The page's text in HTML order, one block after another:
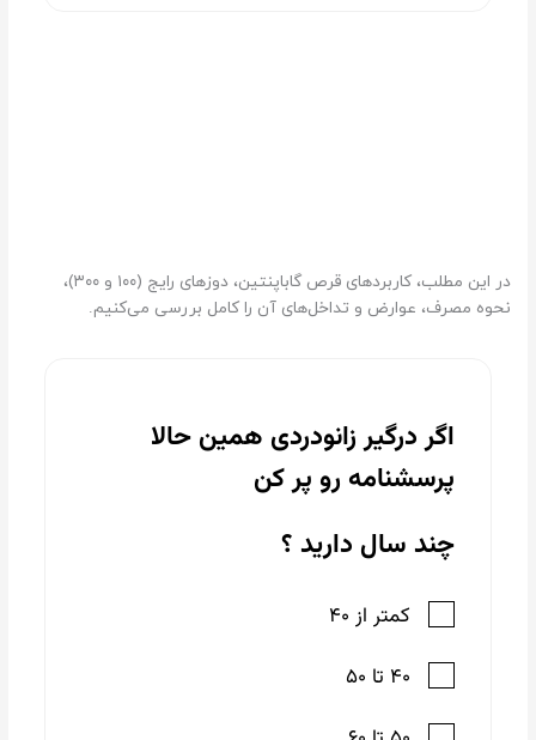
در این مطلب، کاربردهای قرص گاباپنتین، دوزهای رایج (۱۰۰ و ۳۰۰)،
نحوه مصرف، عوارض و تداخل‌های آن را کامل بررسی می‌کنیم.